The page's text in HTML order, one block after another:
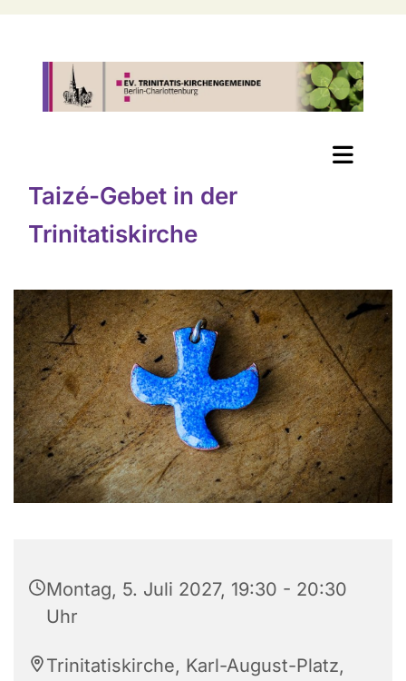
Taizé-Gebet in der
Trinitatiskirche
Montag, 5. Juli 2027, 19:30 - 20:30
Uhr
Trinitatiskirche, Karl-August-Platz,